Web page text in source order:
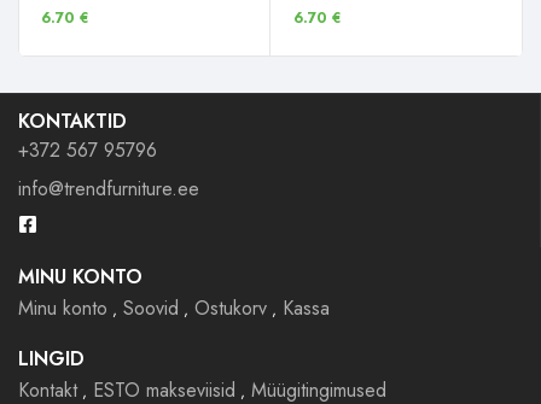
6.70 € 6.70 €
KONTAKTID
+372 567 95796
info@trendfurniture.ee
MINU KONTO
Minu konto
Soovid Ostukorv
Kassa
LINGID
Kontakt
ESTO makseviisid Müügitingimused